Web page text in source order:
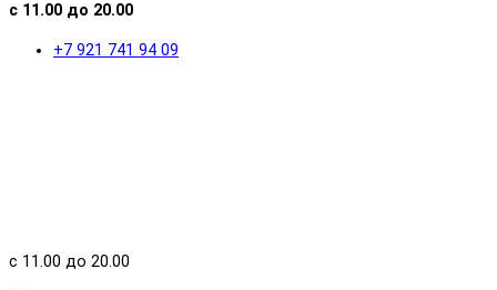
с 11.00 до 20.00
+7 921 741 94 09
с 11.00 до 20.00